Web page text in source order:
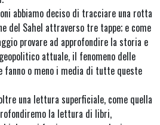
abbiamo deciso di tracciare una rotta
del Sahel attraverso tre tappe; e come
provare ad approfondire la storia e
attuale, il fenomeno delle
fanno o meno i media di tutte queste
una lettura superficiale, come quella
la lettura di libri,